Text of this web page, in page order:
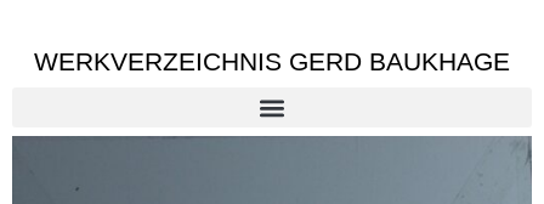
WERKVERZEICHNIS GERD BAUKHAGE